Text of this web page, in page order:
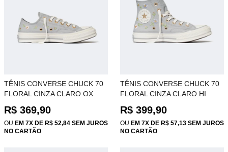
TÊNIS CONVERSE CHUCK 70
FLORAL CINZA CLARO OX
CT36010001
R$ 369,90
OU EM 7X DE R$ 52,84 SEM JUROS
NO CARTÃO
TÊNIS CONVERSE CHUCK 70
FLORAL CINZA CLARO HI
CT36000001
R$ 399,90
OU EM 7X DE R$ 57,13 SEM JUROS
NO CARTÃO